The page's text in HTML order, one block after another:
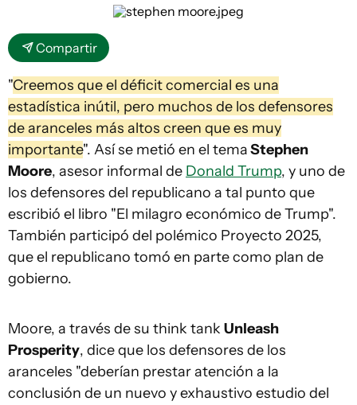
Compartir
"Creemos que el déficit comercial es una
estadística inútil, pero muchos de los defensores
de aranceles más altos creen que es muy
importante". Así se metió en el temaStephen
Moore, asesor informal de Donald Trump, y uno de
los defensores del republicano a tal punto que
escribió el libro "El milagro económico de Trump".
También participó del polémico Proyecto 2025,
que el republicano tomó en parte como plan de
gobierno.
Moore, a través de su think tank Unleash
Prosperity, dice que los defensores de los
aranceles "deberían prestar atención a la
conclusión de un nuevo y exhaustivo estudio del